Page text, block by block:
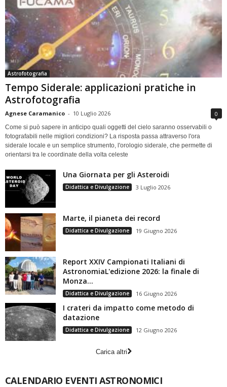
Astrofotografia
Tempo Siderale: applicazioni pratiche in
Astrofotografia
Agnese Caramanico - 10 Luglio 2026 0
Come si può sapere in anticipo quali oggetti del cielo saranno osservabili o
fotografabili nelle migliori condizioni? La risposta passa attraverso l'ora
siderale locale e un semplice strumento, l'orologio siderale, che permette di
orientarsi tra le coordinate della volta celeste
Una Giornata per gli Asteroidi
Didattica e Divulgazione 3 Luglio 2026
Marte, il pianeta dei record
Didattica e Divulgazione 19 Giugno 2026
Report XXIV Campionati Italiani di
AstronomiaL'edizione 2026: la finale di
Monza...
Didattica e Divulgazione 16 Giugno 2026
I crateri da impatto come metodo di
datazione
Didattica e Divulgazione 12 Giugno 2026
Carica altri
CALENDARIO EVENTI ASTRONOMICI